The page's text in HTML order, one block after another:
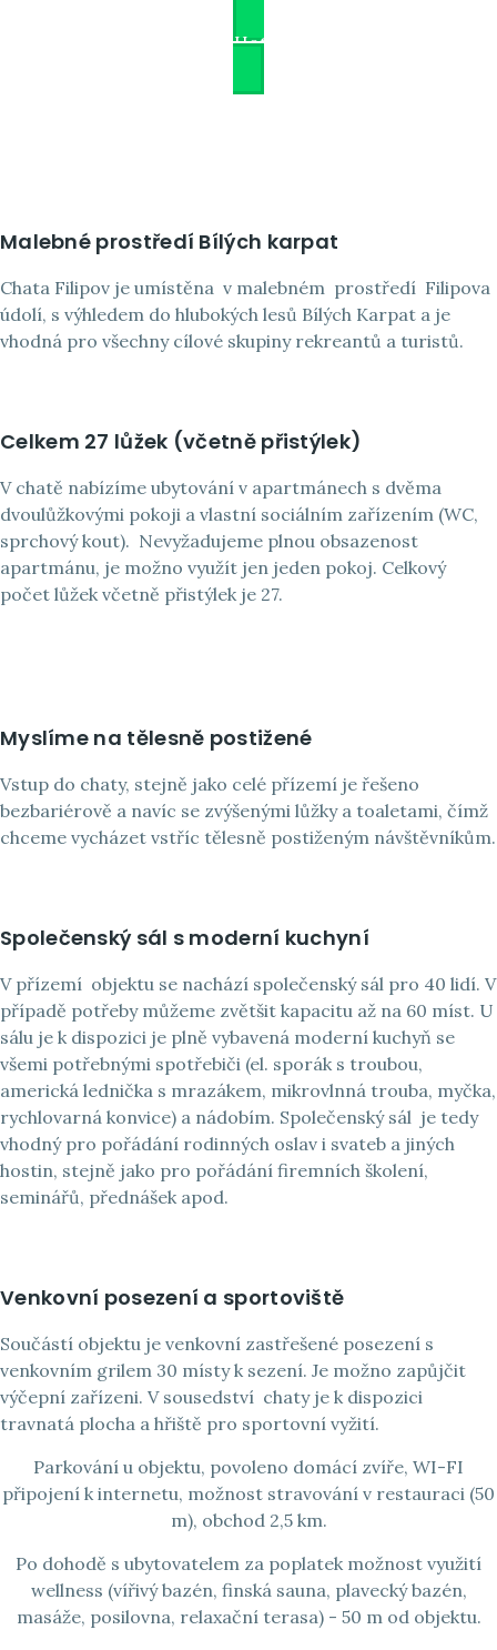
Wellness Hotel Filipov
Malebné prostředí Bílých karpat
Chata Filipov je umístěna v malebném prostředí Filipova
údolí, s výhledem do hlubokých lesů Bílých Karpat a je
vhodná pro všechny cílové skupiny rekreantů a turistů.
Celkem 27 lůžek (včetně přistýlek)
V chatě nabízíme ubytování v apartmánech s dvěma
dvoulůžkovými pokoji a vlastní sociálním zařízením (WC,
sprchový kout). Nevyžadujeme plnou obsazenost
apartmánu, je možno využít jen jeden pokoj. Celkový
počet lůžek včetně přistýlek je 27.
Myslíme na tělesně postižené
Vstup do chaty, stejně jako celé přízemí je řešeno
bezbariérově a navíc se zvýšenými lůžky a toaletami, čímž
chceme vycházet vstříc tělesně postiženým návštěvníkům.
Společenský sál s moderní kuchyní
V přízemí objektu se nachází společenský sál pro 40 lidí. V
případě potřeby můžeme zvětšit kapacitu až na 60 míst. U
sálu je k dispozici je plně vybavená moderní kuchyň se
všemi potřebnými spotřebiči (el. sporák s troubou,
americká lednička s mrazákem, mikrovlnná trouba, myčka,
rychlovarná konvice) a nádobím. Společenský sál je tedy
vhodný pro pořádání rodinných oslav i svateb a jiných
hostin, stejně jako pro pořádání firemních školení,
seminářů, přednášek apod.
Venkovní posezení a sportoviště
Součástí objektu je venkovní zastřešené posezení s
venkovním grilem 30 místy k sezení. Je možno zapůjčit
výčepní zařízeni. V sousedství chaty je k dispozici
travnatá plocha a hřiště pro sportovní vyžití.
Parkování u objektu, povoleno domácí zvíře, WI-FI
připojení k internetu, možnost stravování v restauraci (50
m), obchod 2,5 km.
Po dohodě s ubytovatelem za poplatek možnost využití
wellness (vířivý bazén, finská sauna, plavecký bazén,
masáže, posilovna, relaxační terasa) - 50 m od objektu.